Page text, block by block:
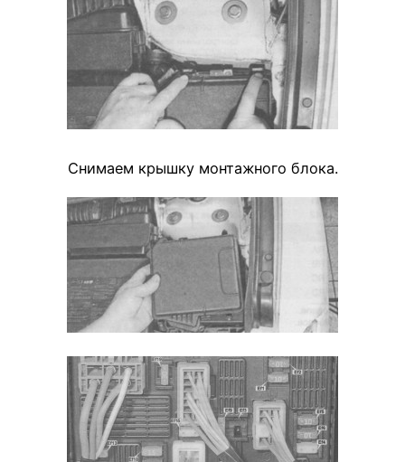
Снимаем крышку монтажного блока.